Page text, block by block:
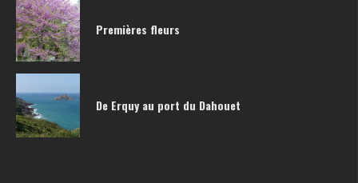
Premières fleurs
De Erquy au port du Dahouet